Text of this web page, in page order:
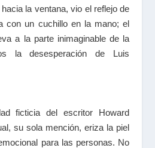
la ventana, vio el reflejo de
con un cuchillo en la mano; el
a la parte inimaginable de la
la desesperación de Luis
ficticia del escritor Howard
su sola mención, eriza la piel
para las personas. No